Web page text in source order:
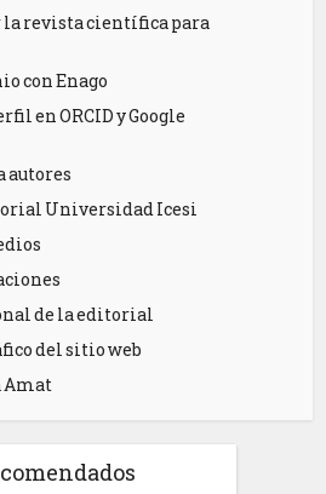
revista científica para
con Enago
en ORCID y Google
autores
Universidad Icesi
de la editorial
del sitio web
Amat